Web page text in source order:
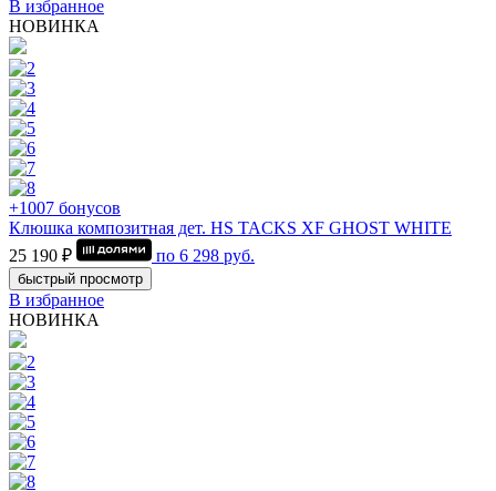
В избранное
НОВИНКА
+1007 бонусов
Клюшка композитная дет. HS TACKS XF GHOST WHITE
25 190 ₽
по 6 298 руб.
быстрый просмотр
В избранное
НОВИНКА